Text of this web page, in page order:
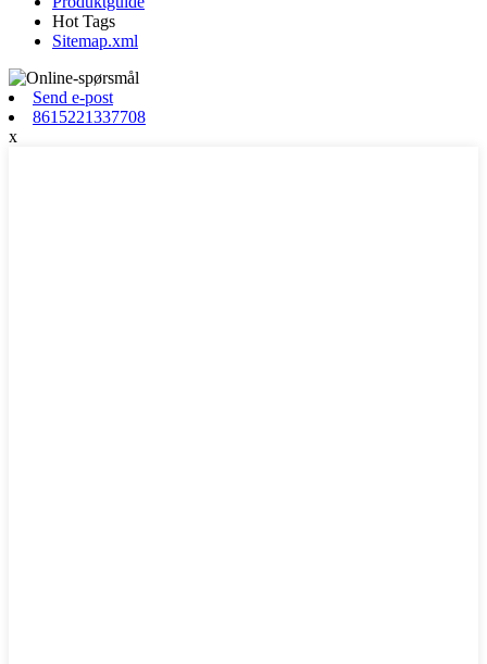
Hot Tags
Sitemap.xml
Send e-post
8615221337708
x